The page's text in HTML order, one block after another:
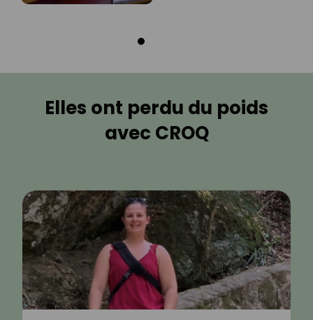
Elles ont perdu du poids
avec CROQ